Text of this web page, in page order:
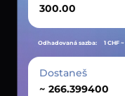
Odhadovaná sazba: 1 CHF ~
Dostaneš
~